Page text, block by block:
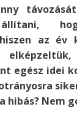
az év
egész idei
hibás? Nem